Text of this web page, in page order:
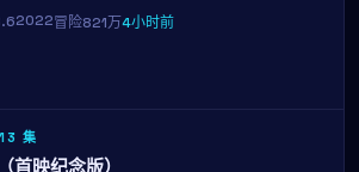
也在暗中追击。横跨三大洋的真人实景拍摄、
的水下特效，金基德用136分钟带来一场视觉与
2022冒险821万4小时前
集
首映纪念版）